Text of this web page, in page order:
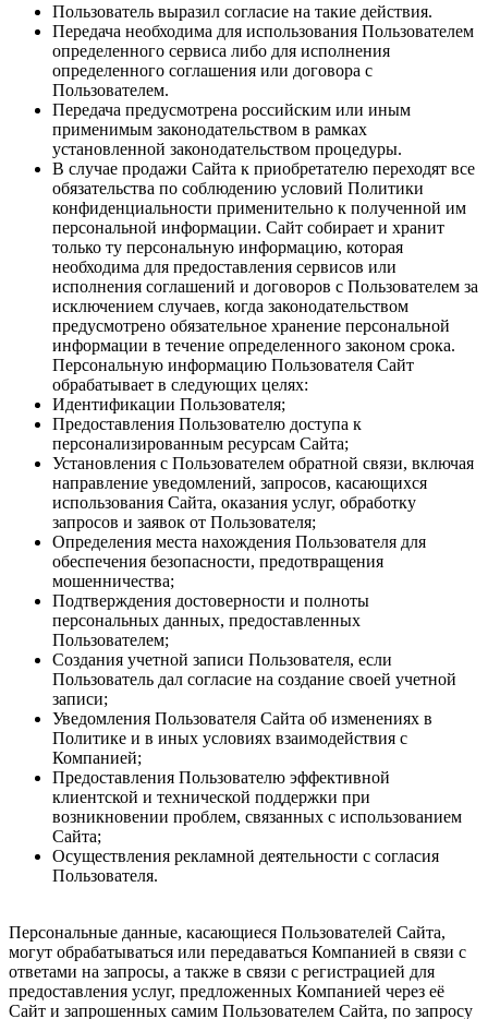
Пользователь выразил согласие на такие действия.
Передача необходима для использования Пользователем
определенного сервиса либо для исполнения
определенного соглашения или договора с
Пользователем.
Передача предусмотрена российским или иным
применимым законодательством в рамках
установленной законодательством процедуры.
В случае продажи Сайта к приобретателю переходят все
обязательства по соблюдению условий Политики
конфиденциальности применительно к полученной им
персональной информации. Сайт собирает и хранит
только ту персональную информацию, которая
необходима для предоставления сервисов или
исполнения соглашений и договоров с Пользователем за
исключением случаев, когда законодательством
предусмотрено обязательное хранение персональной
информации в течение определенного законом срока.
Персональную информацию Пользователя Сайт
обрабатывает в следующих целях:
Идентификации Пользователя;
Предоставления Пользователю доступа к
персонализированным ресурсам Сайта;
Установления с Пользователем обратной связи, включая
направление уведомлений, запросов, касающихся
использования Сайта, оказания услуг, обработку
запросов и заявок от Пользователя;
Определения места нахождения Пользователя для
обеспечения безопасности, предотвращения
мошенничества;
Подтверждения достоверности и полноты
персональных данных, предоставленных
Пользователем;
Создания учетной записи Пользователя, если
Пользователь дал согласие на создание своей учетной
записи;
Уведомления Пользователя Сайта об изменениях в
Политике и в иных условиях взаимодействия с
Компанией;
Предоставления Пользователю эффективной
клиентской и технической поддержки при
возникновении проблем, связанных с использованием
Сайта;
Осуществления рекламной деятельности с согласия
Пользователя.
Персональные данные, касающиеся Пользователей Сайта,
могут обрабатываться или передаваться Компанией в связи с
ответами на запросы, а также в связи с регистрацией для
предоставления услуг, предложенных Компанией через её
Сайт и запрошенных самим Пользователем Сайта, по запросу